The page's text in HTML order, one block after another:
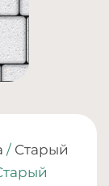
/ Старый